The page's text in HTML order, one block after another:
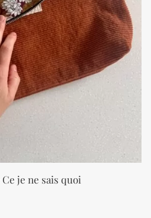
je ne sais quoi